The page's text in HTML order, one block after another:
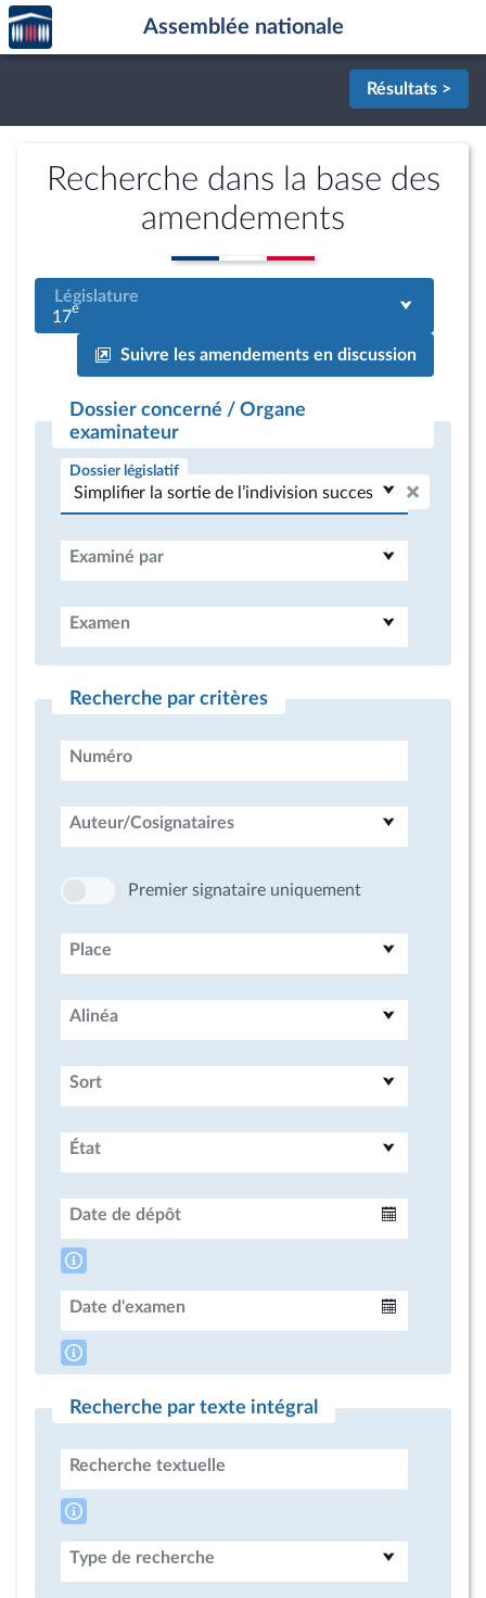
Aller au contenu
Aller en bas de la page
Accèder
à la
page
Assemblée nationale
Résultats >
Recherche dans la base des
amendements
Législature
17e
Suivre les amendements en discussion
Dossier concerné / Organe
examinateur
Dossier législatif
Examiné par
Examen
Recherche par critères
Numéro
Auteur/Cosignataires
Premier signataire uniquement
Place
Alinéa
Sort
État
Date de dépôt
Date d'examen
Recherche par texte intégral
Recherche textuelle
Type de recherche